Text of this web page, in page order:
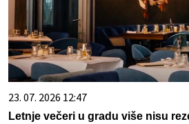
23. 07. 2026 12:47
Letnje večeri u gradu više nisu